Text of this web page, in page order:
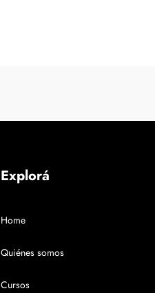
Explorá
Home
Quiénes somos
Cursos